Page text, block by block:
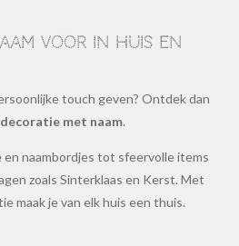
voor in huis en
touch geven? Ontdek dan
decoratie met naam.
en naambordjes tot sfeervolle items
zoals Sinterklaas en Kerst. Met
maak je van elk huis een thuis.